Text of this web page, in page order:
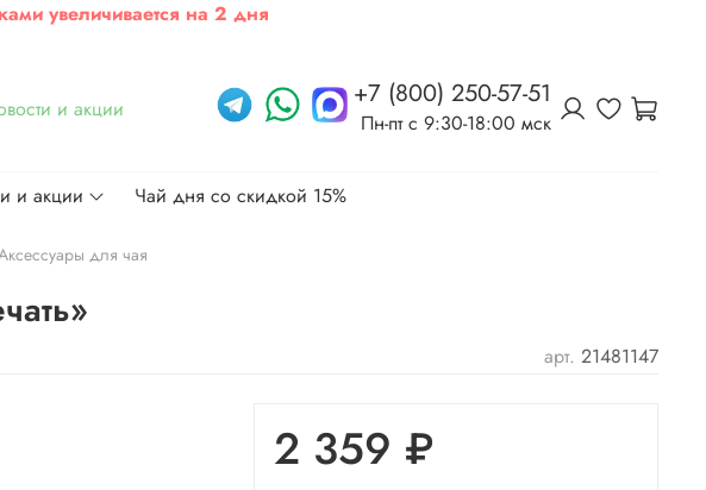
увеличивается на 2 дня
и акции +7 (800) 250-57-51
Пн-пт c 9:30-18:00 мск
и акции Чай дня со скидкой 15%
для чая
арт. 21481147
2 359 ₽